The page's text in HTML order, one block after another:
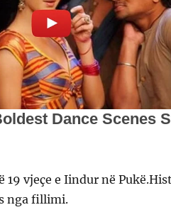
19 vjeçe e Iindur në
nga fillimi.